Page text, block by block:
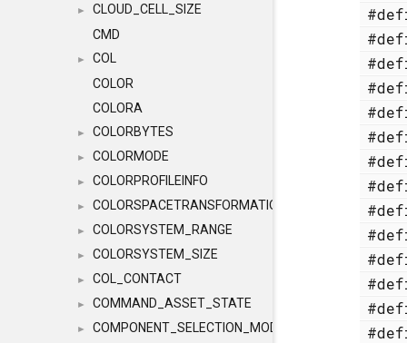
►
CLOUD_CELL_SIZE
CMD
►
COL
COLOR
COLORA
► COLORBYTES
► COLORMODE
► COLORPROFILEINFO
► COLORSPACETRANSFORMATION
► COLORSYSTEM_RANGE
► COLORSYSTEM_SIZE
► COL_CONTACT
► COMMAND_ASSET_STATE
► COMPONENT_SELECTION_MODES